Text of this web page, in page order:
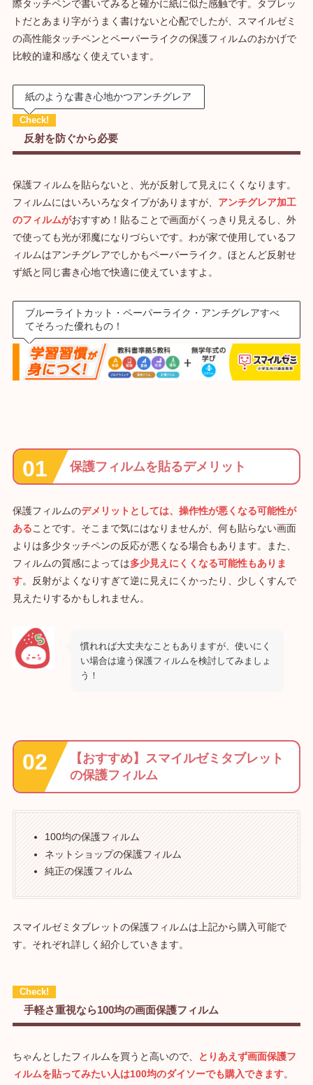
際タッチペンで書いてみると確かに紙に似た感触です。タブレッ
トだとあまり字がうまく書けないと心配でしたが、スマイルゼミ
の高性能タッチペンとペーパーライクの保護フィルムのおかげで
比較的違和感なく使えています。
紙のような書き心地かつアンチグレア
反射を防ぐから必要
保護フィルムを貼らないと、光が反射して見えにくくなります。
フィルムにはいろいろなタイプがありますが、 アンチグレア加工
のフィルムがおすすめ！貼ることで画面がくっきり見えるし、外
で使っても光が邪魔になりづらいです。わが家で使用しているフ
ィルムはアンチグレアでしかもペーパーライク。ほとんど反射せ
ず紙と同じ書き心地で快適に使えていますよ。
ブルーライトカット・ペーパーライク・アンチグレアすべ
てそろった優れもの！
保護フィルムを貼るデメリット
保護フィルムのデメリットとしては、操作性が悪くなる可能性が
あることです。そこまで気にはなりませんが、何も貼らない画面
よりは多少タッチペンの反応が悪くなる場合もあります。また、
フィルムの質感によっては多少見えにくくなる可能性もありま
す。反射がよくなりすぎて逆に見えにくかったり、少しくすんで
見えたりするかもしれません。
慣れれば大丈夫なこともありますが、使いにく
い場合は違う保護フィルムを検討してみましょ
う！
【おすすめ】スマイルゼミタブレット
の保護フィルム
100均の保護フィルム
ネットショップの保護フィルム
純正の保護フィルム
スマイルゼミタブレットの保護フィルムは上記から購入可能で
す。それぞれ詳しく紹介していきます。
手軽さ重視なら100均の画面保護フィルム
ちゃんとしたフィルムを買うと高いので、
とりあえず画面保護フ
ィルムを貼ってみたい人は100均のダイソーでも購入できます。